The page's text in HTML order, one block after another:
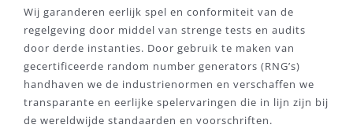
Wij garanderen eerlijk spel en conformiteit van de
regelgeving door middel van strenge tests en audits
door derde instanties. Door gebruik te maken van
gecertificeerde random number generators (RNG’s)
handhaven we de industrienormen en verschaffen we
transparante en eerlijke spelervaringen die in lijn zijn bij
de wereldwijde standaarden en voorschriften.